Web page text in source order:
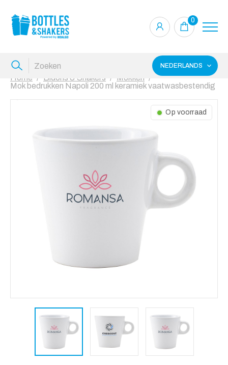
0
NEDERLANDS
Home Bidons & Shakers
Mokken
Mok bedrukken Napoli 200 ml keramiek vaatwasbestendig
Op voorraad